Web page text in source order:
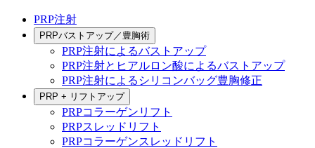
PRP注射
PRPバストアップ／豊胸術
PRP注射によるバストアップ
PRP注射とヒアルロン酸によるバストアップ
PRP注射によるシリコンバッグ豊胸修正
PRP + リフトアップ
PRPコラーゲンリフト
PRPスレッドリフト
PRPコラーゲンスレッドリフト